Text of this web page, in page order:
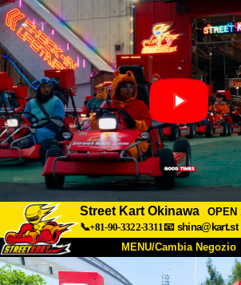
Street Kart Okinawa
OPEN
📞+81-90-3322-3311📧 shina@kart.st
MENU/Cambia Negozio
INIZIO